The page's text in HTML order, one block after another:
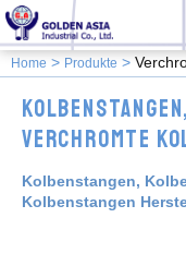
Home Produkte
Verchromte
Kolbenstangen,
Kolbenstangen